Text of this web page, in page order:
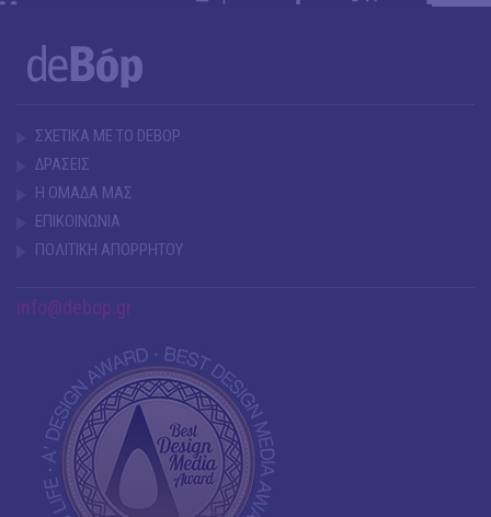
ΣΧΕΤΙΚΑ ΜΕ ΤΟ DEBOP
ΔΡΑΣΕΙΣ
Η ΟΜΑΔΑ ΜΑΣ
ΕΠΙΚΟΙΝΩΝΙΑ
ΠΟΛΙΤΙΚΗ ΑΠΟΡΡΗΤΟΥ
info@debop.gr